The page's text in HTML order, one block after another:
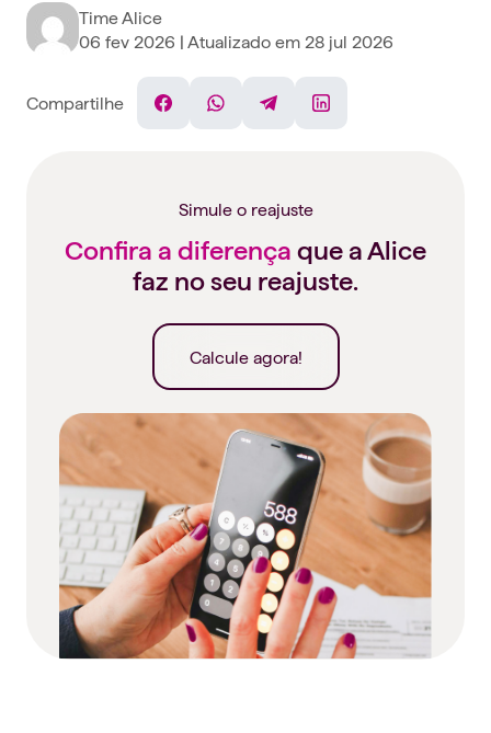
Time Alice
06 fev 2026 | Atualizado em 28 jul 2026
Compartilhe
FacebookWhatsAppTelegramLinkedin
Simule o reajuste
Confira a diferença que a Alice
faz no seu reajuste.
Calcule agora!